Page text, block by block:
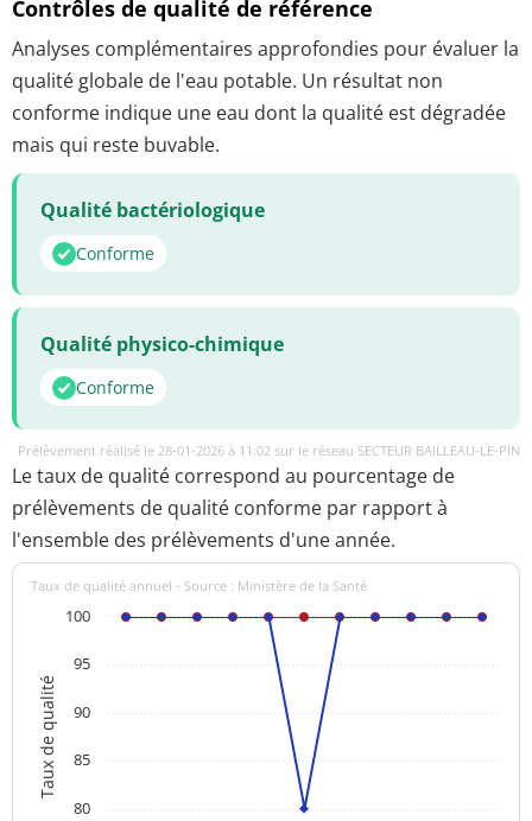
Contrôles de qualité de référence
Analyses complémentaires approfondies pour évaluer la
qualité globale de l'eau potable. Un résultat non
conforme indique une eau dont la qualité est dégradée
mais qui reste buvable.
Qualité bactériologique
Conforme
Qualité physico-chimique
Conforme
Prélèvement réalisé le 28-01-2026 à 11:02 sur le réseau SECTEUR BAILLEAU-LE-PIN
Le taux de qualité correspond au pourcentage de
prélèvements de qualité conforme par rapport à
l'ensemble des prélèvements d'une année.
Taux de qualité
Taux de qualité annuel - Source : Ministère de la Santé
80
85
90
95
100